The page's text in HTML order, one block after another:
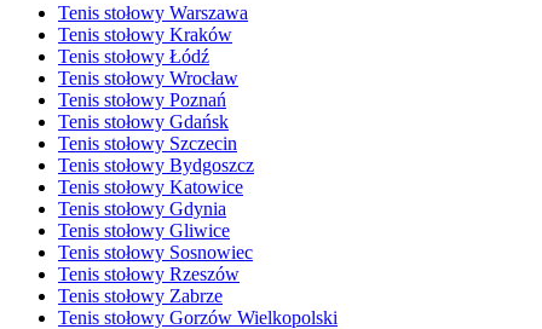
Tenis stołowy Warszawa
Tenis stołowy Kraków
Tenis stołowy Łódź
Tenis stołowy Wrocław
Tenis stołowy Poznań
Tenis stołowy Gdańsk
Tenis stołowy Szczecin
Tenis stołowy Bydgoszcz
Tenis stołowy Katowice
Tenis stołowy Gdynia
Tenis stołowy Gliwice
Tenis stołowy Sosnowiec
Tenis stołowy Rzeszów
Tenis stołowy Zabrze
Tenis stołowy Gorzów Wielkopolski